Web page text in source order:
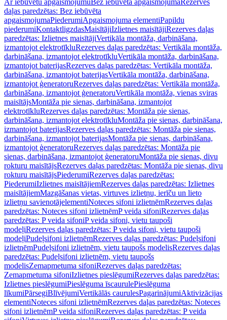
Ar iebūvētu apgaismojumuBez iebūvēta apgaismojumaRezerves
daļas paredzētas: Bez iebūvēta
apgaismojumaPiederumiApgaismojuma elementiPapildu
piederumiKontaktligzdasMaisītājiIzlietnes maisītājiRezerves daļas
paredzētas: Izlietnes maisītājiVertikāla montāža, darbināšana,
izmantojot elektrotīkluRezerves daļas paredzētas: Vertikāla montāža,
darbināšana, izmantojot elektrotīkluVertikāla montāža, darbināšana,
izmantojot baterijasRezerves daļas paredzētas: Vertikāla montāža,
darbināšana, izmantojot baterijasVertikāla montāža, darbināšana,
izmantojot ģeneratoruRezerves daļas paredzētas: Vertikāla montāža,
darbināšana, izmantojot ģeneratoruVertikāla montāža, vienas sviras
maisītājsMontāža pie sienas, darbināšana, izmantojot
elektrotīkluRezerves daļas paredzētas: Montāža pie sienas,
darbināšana, izmantojot elektrotīkluMontāža pie sienas, darbināšana,
izmantojot baterijasRezerves daļas paredzētas: Montāža pie sienas,
darbināšana, izmantojot baterijasMontāža pie sienas, darbināšana,
izmantojot ģeneratoruRezerves daļas paredzētas: Montāža pie
sienas, darbināšana, izmantojot ģeneratoruMontāža pie sienas, divu
rokturu maisītājsRezerves daļas paredzētas: Montāža pie sienas, divu
rokturu maisītājsPiederumiRezerves daļas paredzētas:
PiederumiIzlietnes maisītājiemRezerves daļas paredzētas: Izlietnes
maisītājiemMazgāšanas vietas, virtuves izlietņu, ierīču un lieto
izlietņu savienotājelementiNoteces sifoni izlietnēmRezerves daļas
paredzētas: Noteces sifoni izlietnēmP veida sifoniRezerves daļas
paredzētas: P veida sifoniP veida sifoni, vietu taupoši
modeļiRezerves daļas paredzētas: P veida sifoni, vietu taupoši
modeļiPudeļsifoni izlietnēmRezerves daļas paredzētas: Pudeļsifoni
izlietnēmPudeļsifoni izlietnēm, vietu taupošs modelisRezerves daļas
paredzētas: Pudeļsifoni izlietnēm, vietu taupošs
modelisZemapmetuma sifoniRezerves daļas paredzētas:
Zemapmetuma sifoniIzlietnes pieslēgumiRezerves daļas paredzētas:
Izlietnes pieslēgumiPieslēguma īscaurulePieslēguma
līkumiPārsegiBlīvējumiVertikālās caurulesPagarinājumiAktivizācijas
elementiNoteces sifoni izlietnēmRezerves daļas paredzētas: Noteces
sifoni izlietnēmP veida sifoniRezerves daļas paredzētas: P veida